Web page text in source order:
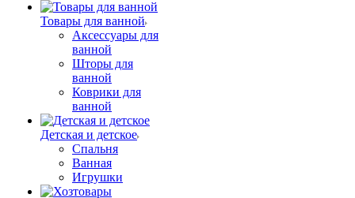
Товары для ванной
Аксессуары для
ванной
Шторы для
ванной
Коврики для
ванной
Детская и детское
Спальня
Ванная
Игрушки